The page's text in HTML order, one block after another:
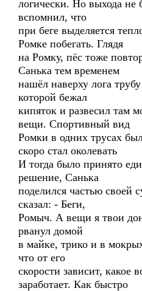
логически. Но выхода
вспомнил, что
при беге выделяется
Ромке побегать. Глядя
на Ромку, пёс тоже
Санька тем временем
нашёл наверху лога
которой бежал
кипяток и развесил там
вещи. Спортивный вид
Ромки в одних трусах
скоро стал околевать
И тогда было принято
решение, Санька
поделился частью своей
сказал: - Беги,
Ромыч. А вещи я твои
рванул домой
в майке, трико и в
что от его
скорости зависит, какое
заработает. Как быстро